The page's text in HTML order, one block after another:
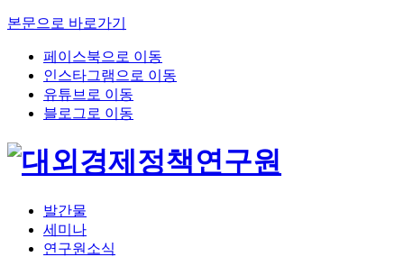
본문으로 바로가기
페이스북으로 이동
인스타그램으로 이동
유튜브로 이동
블로그로 이동
발간물
세미나
연구원소식